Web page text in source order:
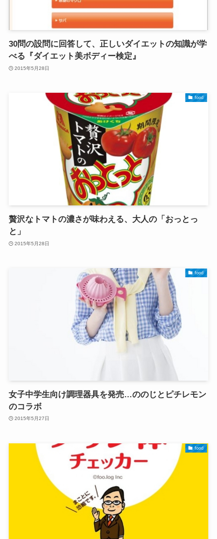
30問の設問に回答して、正しいダイエットの知識が学
べる『ダイエット美ボディー検定』
2015年5月28日
food
贅沢なトマトの濃さが味わえる、大人の「おっとっ
と」
2015年5月28日
food
女子中学生向け調理器具を発売…ののじとピチレモン
のコラボ
2015年5月27日
food